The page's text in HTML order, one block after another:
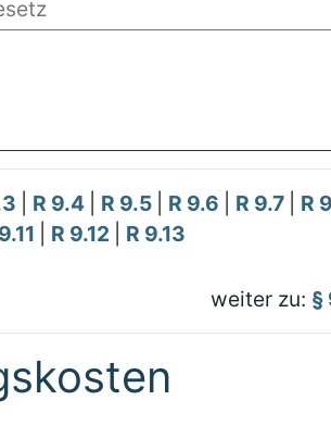
R 9.4 R 9.5 R 9.6 R 9.7
R
R 9.12
R 9.13
weiter zu: §